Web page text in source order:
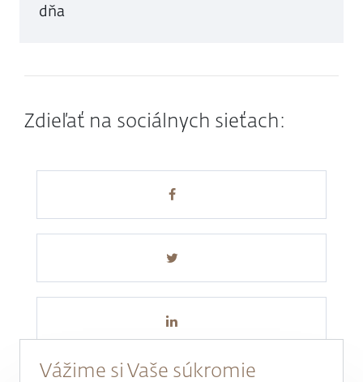
dňa
Zdieľať na sociálnych sieťach:
Vážime si Vaše súkromie